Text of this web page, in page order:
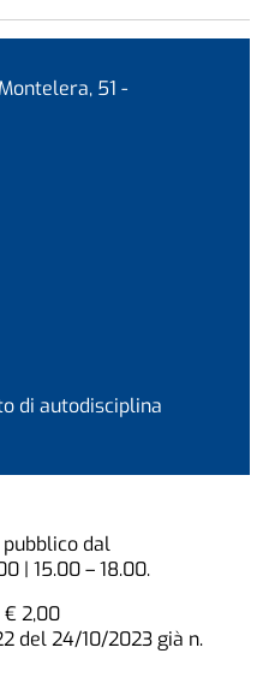
51 -
di autodisciplina
dal
| 15.00 – 18.00.
2,00
del 24/10/2023 già n.